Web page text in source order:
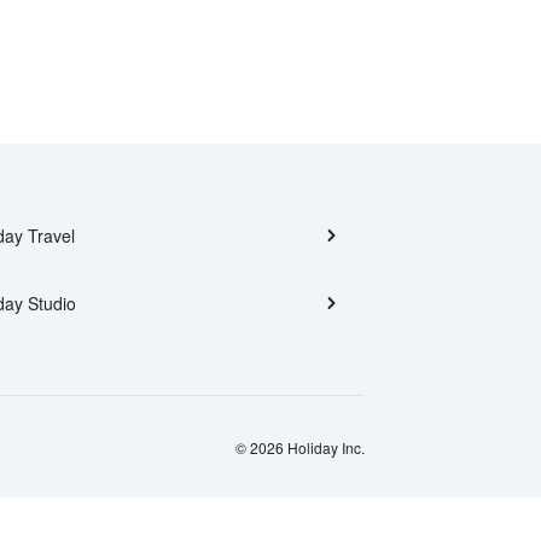
Travel
Studio
© 2026 Holiday Inc.